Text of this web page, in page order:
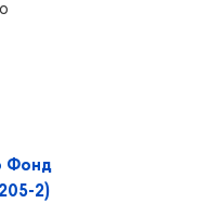
Фонд
2)